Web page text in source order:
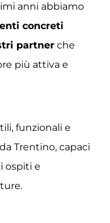
anni abbiamo
concreti
partner che
più attiva e
funzionali e
Trentino, capaci
ospiti e